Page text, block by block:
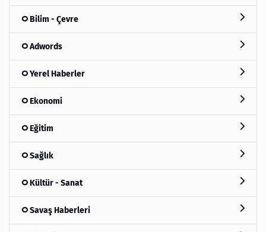
Bilim - Çevre
Adwords
Yerel Haberler
Ekonomi
Eğitim
Sağlık
Kültür - Sanat
Savaş Haberleri